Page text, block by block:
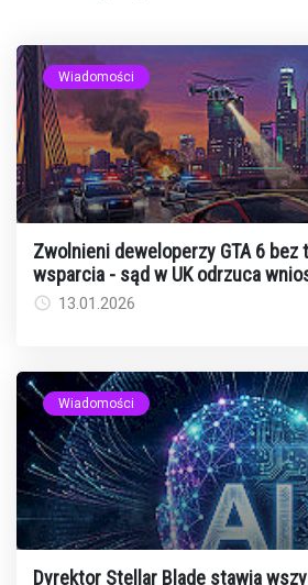
Wiadomości
Zwolnieni deweloperzy GTA 6 bez
wsparcia - sąd w UK odrzuca
13.01.2026
Wiadomości
Dyrektor Stellar Blade stawia